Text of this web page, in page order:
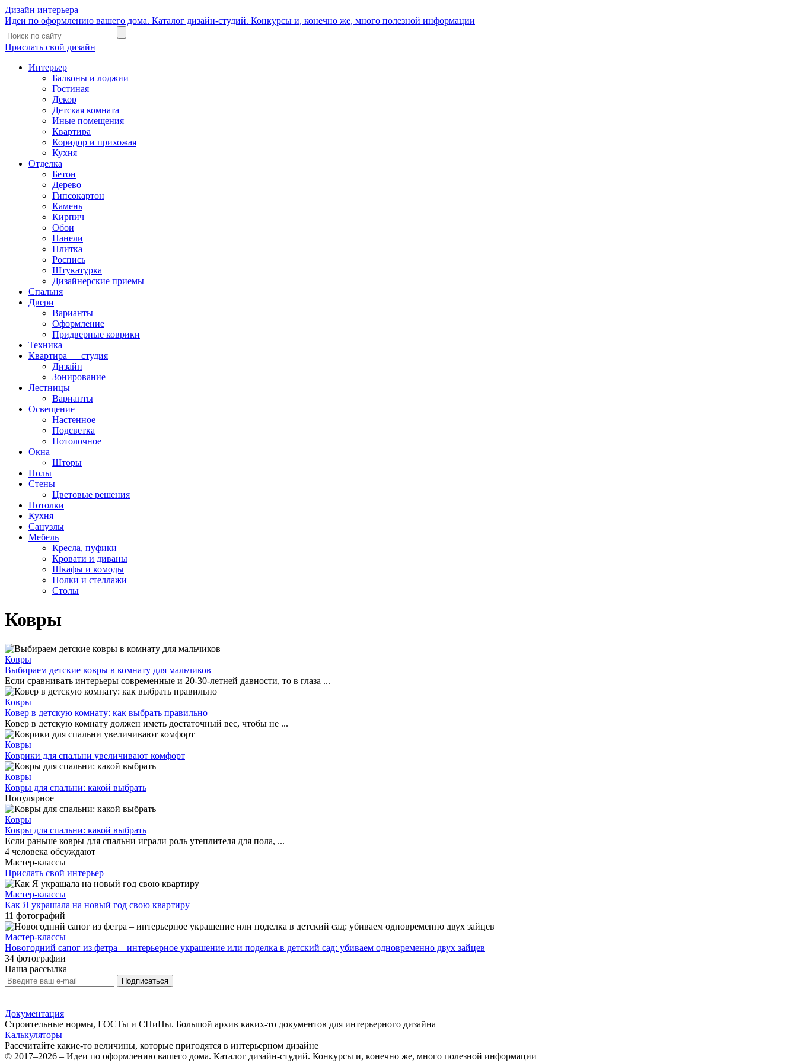
Дизайн интерьера
Идеи по оформлению вашего дома. Каталог дизайн-студий. Конкурсы и, конечно же, много полезной информации
Прислать свой дизайн
Интерьер
Балконы и лоджии
Гостиная
Декор
Детская комната
Иные помещения
Квартира
Коридор и прихожая
Кухня
Отделка
Бетон
Дерево
Гипсокартон
Камень
Кирпич
Обои
Панели
Плитка
Роспись
Штукатурка
Дизайнерские приемы
Спальня
Двери
Варианты
Оформление
Придверные коврики
Техника
Квартира — студия
Дизайн
Зонирование
Лестницы
Варианты
Освещение
Настенное
Подсветка
Потолочное
Окна
Шторы
Полы
Стены
Цветовые решения
Потолки
Кухня
Санузлы
Мебель
Кресла, пуфики
Кровати и диваны
Шкафы и комоды
Полки и стеллажи
Столы
Ковры
Ковры
Выбираем детские ковры в комнату для мальчиков
Если сравнивать интерьеры современные и 20-30-летней давности, то в глаза ...
Ковры
Ковер в детскую комнату: как выбрать правильно
Ковер в детскую комнату должен иметь достаточный вес, чтобы не ...
Ковры
Коврики для спальни увеличивают комфорт
Ковры
Ковры для спальни: какой выбрать
Популярное
Ковры
Ковры для спальни: какой выбрать
Если раньше ковры для спальни играли роль утеплителя для пола, ...
4 человека обсуждают
Мастер-классы
Прислать свой интерьер
Мастер-классы
Как Я украшала на новый год свою квартиру
11 фотографий
Мастер-классы
Новогодний сапог из фетра – интерьерное украшение или поделка в детский сад: убиваем одновременно двух зайцев
34 фотографии
Наша рассылка
Подписаться
Документация
Строительные нормы, ГОСТы и СНиПы. Большой архив каких-то документов для интерьерного дизайна
Калькуляторы
Рассчитайте какие-то величины, которые пригодятся в интерьерном дизайне
© 2017–2026 – Идеи по оформлению вашего дома. Каталог дизайн-студий. Конкурсы и, конечно же, много полезной информации